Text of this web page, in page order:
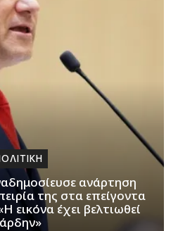
ανάρτηση
της στα επείγοντα
εικόνα έχει βελτιωθεί
άρδην»